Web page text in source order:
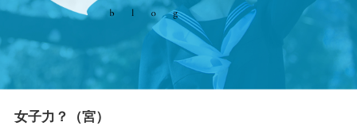
女子力？（宮）